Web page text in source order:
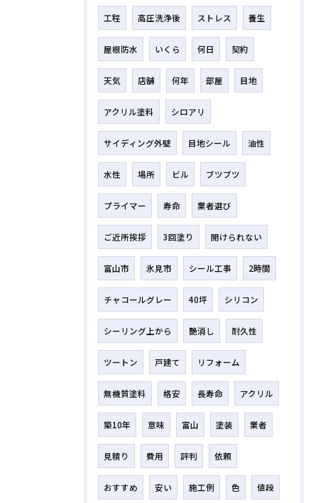
工程 高圧洗浄後 ストレス 養生
屋根防水 いくら 何日 契約
天気 店舗 何年 部屋 目地
アクリル塗料 シロアリ
サイディング外壁 目地シール 油性
水性 場所 ビル ブツブツ
プライマー 寿命 業者選び
ご近所挨拶 3回塗り 開けられない
富山市 氷見市 シール工事 2時間
チャコールグレー 40坪 シリコン
シーリング上から 艶消し 耐久性
ツートン 戸建て リフォーム
無機質塗料 格安 長寿命 アクリル
築10年 意味 富山 塗装 業者
見積り 費用 評判 依頼
おすすめ 安い 施工例 色 値段